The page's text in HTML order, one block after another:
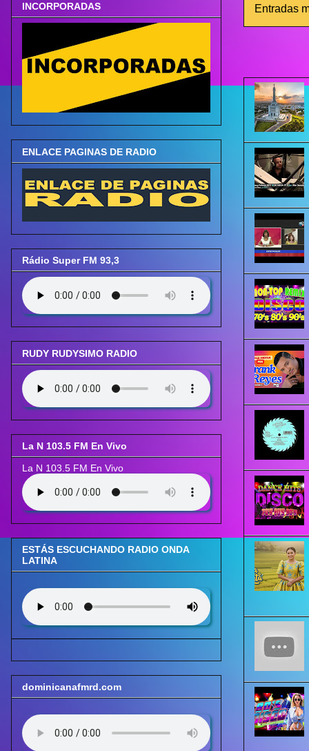
Entradas
INCORPORADAS
ENLACE PAGINAS DE RADIO
Rádio Super FM 93,3
RUDY RUDYSIMO RADIO
La N 103.5 FM En Vivo
La N 103.5 FM En Vivo
ESTÁS ESCUCHANDO RADIO ONDA
LATINA
dominicanafmrd.com